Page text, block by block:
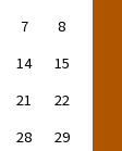
7
8
14
15
21
22
28
29